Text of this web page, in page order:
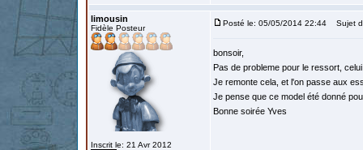
limousin
Fidèle Posteur
Inscrit le: 21 Avr 2012
Posté le: 05/05/2014 22:44 Sujet
bonsoir,
Pas de probleme pour le ressort,
Je remonte cela, et l'on passe aux
Je pense que ce model été donné
Bonne soirée Yves